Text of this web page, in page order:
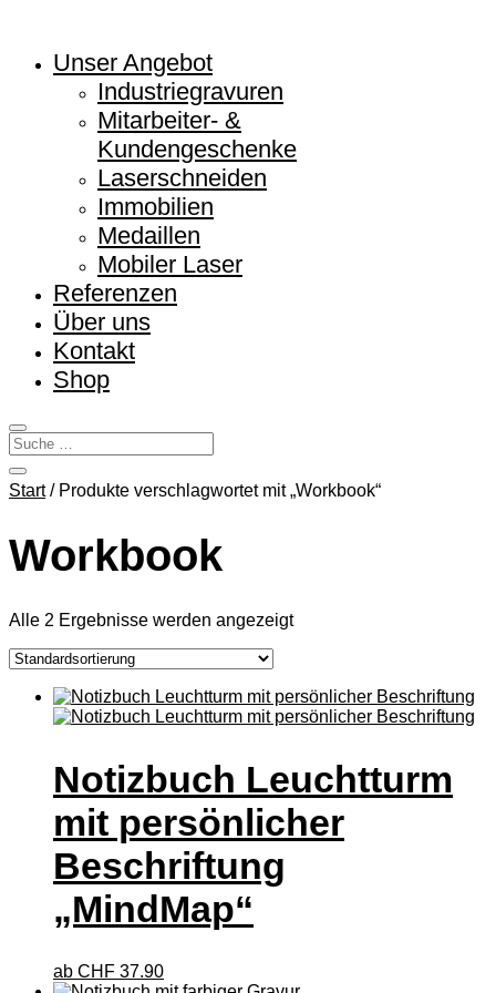
Unser Angebot
Industriegravuren
Mitarbeiter- &
Kundengeschenke
Laserschneiden
Immobilien
Medaillen
Mobiler Laser
Referenzen
Über uns
Kontakt
Shop
Start/ Produkte verschlagwortet mit „Workbook“
Workbook
Alle 2 Ergebnisse werden angezeigt
Notizbuch Leuchtturm
mit persönlicher
Beschriftung
„MindMap“
ab CHF 37.90